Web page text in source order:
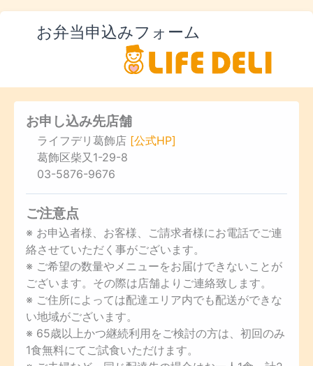
お弁当申込みフォーム
お申し込み先店舗
ライフデリ葛飾店 [公式HP]
葛飾区柴又1-29-8
03-5876-9676
ご注意点
※ お申込者様、お客様、ご請求者様にお電話でご連
絡させていただく事がございます。
※ ご希望の数量やメニューをお届けできないことが
ございます。その際は店舗よりご連絡致します。
※ ご住所によっては配達エリア内でも配送ができな
い地域がございます。
※ 65歳以上かつ継続利用をご検討の方は、初回のみ
1食無料にてご試食いただけます。